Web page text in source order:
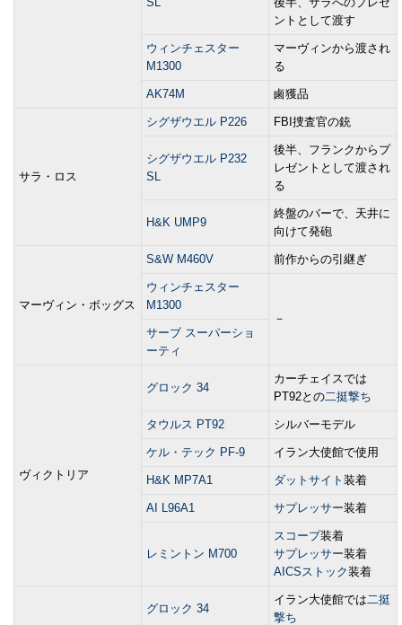
ントとして渡す
ウィンチェスター
M1300
マーヴィンから渡され
る
AK74M 鹵獲品
サラ・ロス
シグザウエル P226 FBI捜査官の銃
シグザウエル P232
SL
後半、フランクからプ
レゼントとして渡され
る
H&K UMP9
終盤のバーで、天井に
向けて発砲
マーヴィン・ボッグス
S&W M460V 前作からの引継ぎ
ウィンチェスター
M1300
－
サーブ スーパーショ
ーティ
ヴィクトリア
グロック 34
カーチェイスでは
PT92との二挺撃ち
タウルス PT92 シルバーモデル
ケル・テック PF-9 イラン大使館で使用
H&K MP7A1 ダットサイト 装着
AI L96A1 サプレッサー装着
レミントン M700
スコープ装着
サプレッサー装着
AICSストック装着
グロック 34
イラン大使館では二挺
撃ち